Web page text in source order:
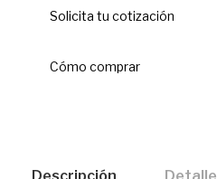
Solicita tu cotización
Cómo comprar